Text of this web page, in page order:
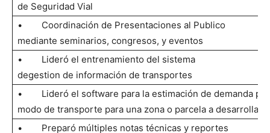
de Seguridad Vial
• Coordinación de Presentaciones al Publico
mediante seminarios, congresos, y eventos
• Lideró el entrenamiento del sistema
degestion de información de transportes
• Lideró el software para la estimación de demanda por
modo de transporte para una zona o parcela a desarrollar
• Preparó múltiples notas técnicas y reportes